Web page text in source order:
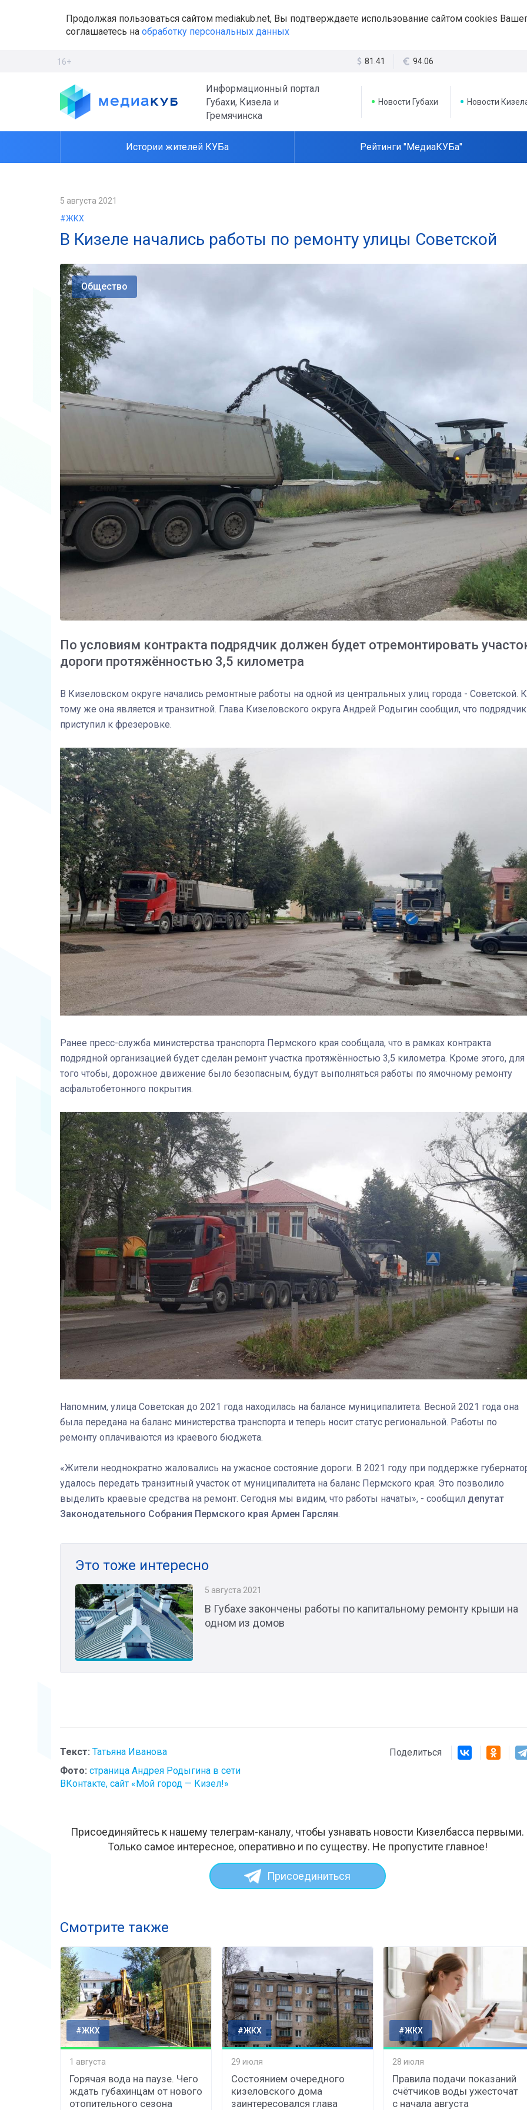
Продолжая пользоваться сайтом mediakub.net, Вы подтверждаете использование сайтом cookies
соглашаетесь на обработку персональных данных
16+ 81.41 94.06
Информационный портал
Губахи, Кизела и
Гремячинска
Новости Губахи Новости
Истории жителей КУБа Рейтинги "МедиаКУБа"
5 августа 2021
#ЖКХ
В Кизеле начались работы по ремонту улицы Советской
Общество
По условиям контракта подрядчик должен будет отремонтировать
дороги протяжённостью 3,5 километра
В Кизеловском округе начались ремонтные работы на одной из центральных улиц города - Советской. К
тому же она является и транзитной. Глава Кизеловского округа Андрей Родыгин сообщил, что подрядчик
приступил к фрезеровке.
Ранее пресс-служба министерства транспорта Пермского края сообщала, что в рамках контракта
подрядной организацией будет сделан ремонт участка протяжённостью 3,5 километра. Кроме этого, для
того чтобы, дорожное движение было безопасным, будут выполняться работы по ямочному ремонту
асфальтобетонного покрытия.
Напомним, улица Советская до 2021 года находилась на балансе муниципалитета. Весной 2021 года она
была передана на баланс министерства транспорта и теперь носит статус региональной. Работы по
ремонту оплачиваются из краевого бюджета.
«Жители неоднократно жаловались на ужасное состояние дороги. В 2021 году при поддержке
удалось передать транзитный участок от муниципалитета на баланс Пермского края. Это позволило
выделить краевые средства на ремонт. Сегодня мы видим, что работы начаты», - сообщил депутат
Законодательного Собрания Пермского края Армен Гарслян.
Это тоже интересно
5 августа 2021
В Губахе закончены работы по капитальному ремонту крыши на
одном из домов
Текст: Татьяна Иванова
Фото: страница Андрея Родыгина в сети
ВКонтакте, сайт «Мой город — Кизел!»
Поделиться
Присоединяйтесь к нашему телеграм-каналу, чтобы узнавать новости Кизелбасса первыми.
Только самое интересное, оперативно и по существу. Не пропустите главное!
Присоединиться
Смотрите также
#ЖКХ
1 августа
Горячая вода на паузе. Чего
ждать губахинцам от нового
отопительного сезона
#ЖКХ
29 июля
Состоянием очередного
кизеловского дома
заинтересовался глава
#ЖКХ
28 июля
Правила подачи показаний
счётчиков воды ужесточат
с начала августа
Штурмовик огня.
Коробов после
спецоперации сделал
реальностью свою
мечту